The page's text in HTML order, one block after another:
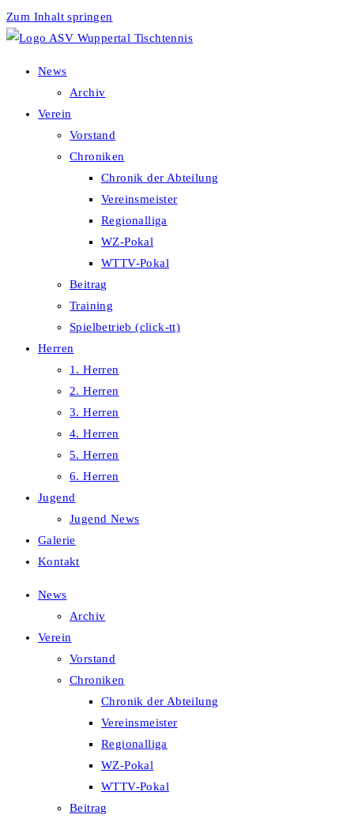
Zum Inhalt springen
News
Archiv
Verein
Vorstand
Chroniken
Chronik der Abteilung
Vereinsmeister
Regionalliga
WZ-Pokal
WTTV-Pokal
Beitrag
Training
Spielbetrieb (click-tt)
Herren
1. Herren
2. Herren
3. Herren
4. Herren
5. Herren
6. Herren
Jugend
Jugend News
Galerie
Kontakt
News
Archiv
Verein
Vorstand
Chroniken
Chronik der Abteilung
Vereinsmeister
Regionalliga
WZ-Pokal
WTTV-Pokal
Beitrag